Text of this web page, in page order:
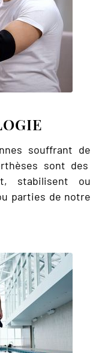
souffrant de
sont des
stabilisent ou
parties de notre